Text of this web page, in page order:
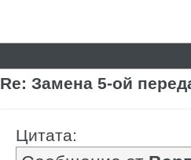
Re: Замена 5-ой
Цитата: